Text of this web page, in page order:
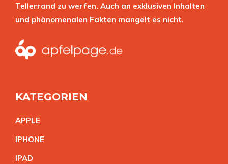
Tellerrand zu werfen. Auch an exklusiven Inhalten
und phänomenalen Fakten mangelt es nicht.
KATEGORIEN
APPLE
IPHONE
IPAD